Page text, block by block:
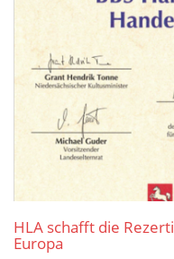
HLA schafft die
Europa